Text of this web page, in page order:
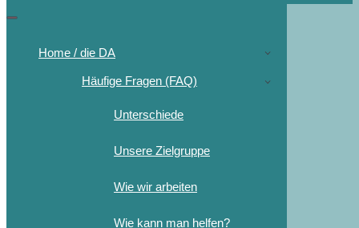
Home / die DA
Häufige Fragen (FAQ)
Unterschiede
Unsere Zielgruppe
Wie wir arbeiten
Wie kann man helfen?